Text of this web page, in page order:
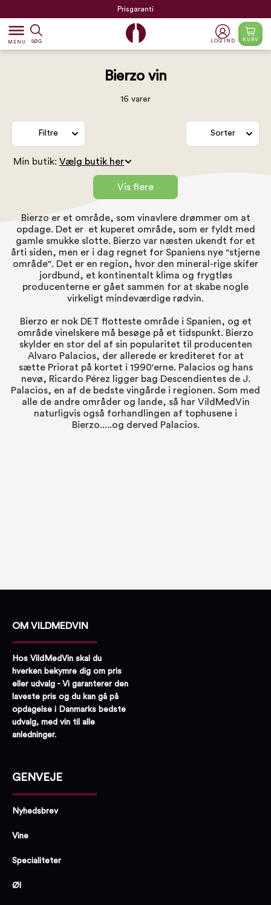
Prisgaranti
dehaze
MENU SØG LOG IND KURV
Bierzo vin
16 varer
Filtre Sorter
Min butik:
Vis flere
Bierzo er et område, som vinavlere drømmer om at
opdage. Det er et kuperet område, som er fyldt med
gamle smukke slotte. Bierzo var næsten ukendt for et
årti siden, men er i dag regnet for Spaniens nye "stjerne
område". Det er en region, hvor den mineral-rige skifer
jordbund, et kontinentalt klima og frygtløs
producenterne er gået sammen for at skabe nogle
virkeligt mindeværdige rødvin.
Bierzo er nok DET flotteste område i Spanien, og et
område vinelskere må besøge på et tidspunkt. Bierzo
skylder en stor del af sin popularitet til producenten
Alvaro Palacios, der allerede er krediteret for at
sætte Priorat på kortet i 1990'erne. Palacios og hans
nevø, Ricardo Pérez ligger bag Descendientes de J.
Palacios, en af de bedste vingårde i regionen. Som med
alle de andre områder og lande, så har VildMedVin
naturligvis også forhandlingen af tophusene i
Bierzo.....og derved Palacios.
OM VILDMEDVIN
Hos VildMedVin skal du
hverken bekymre dig om pris
eller udvalg - Vi garanterer den
laveste pris og du kan gå på
opdagelse i Danmarks bedste
udvalg, med vin til alle
anledninger.
GENVEJE
Nyhedsbrev
Vine
Specialiteter
Øl